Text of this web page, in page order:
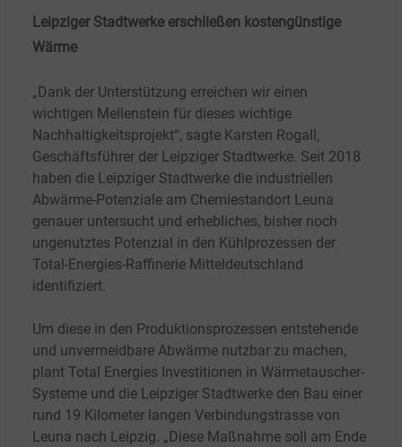
Leipziger Stadtwerke erschließen kostengünstige
Wärme
„Dank der Unterstützung erreichen wir einen
wichtigen Meilenstein für dieses wichtige
Nachhaltigkeitsprojekt“, sagte Karsten Rogall,
Geschäftsführer der Leipziger Stadtwerke. Seit 2018
haben die Leipziger Stadtwerke die industriellen
Abwärme-Potenziale am Chemiestandort Leuna
genauer untersucht und erhebliches, bisher noch
ungenutztes Potenzial in den Kühlprozessen der
Total-Energies-Raffinerie Mitteldeutschland
identifiziert.
Um diese in den Produktionsprozessen entstehende
und unvermeidbare Abwärme nutzbar zu machen,
plant Total Energies Investitionen in Wärmetauscher-
Systeme und die Leipziger Stadtwerke den Bau einer
rund 19 Kilometer langen Verbindungstrasse von
Leuna nach Leipzig. „Diese Maßnahme soll am Ende